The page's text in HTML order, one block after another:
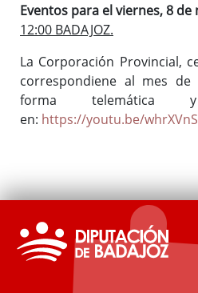
Eventos para el viernes, 8 de
12:00 BADAJOZ.
La Corporación Provincial,
correspondiene al mes
forma telemática
en: https://youtu.be/